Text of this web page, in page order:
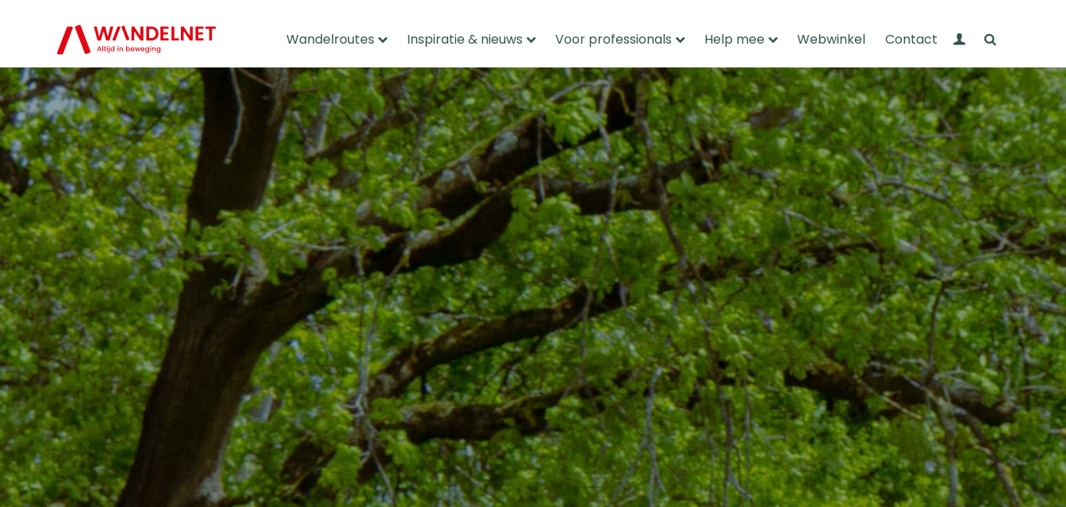
Wandelroutes Inspiratie & nieuws Voor professionals Help mee Webwinkel Contact Mijn Wandelnet